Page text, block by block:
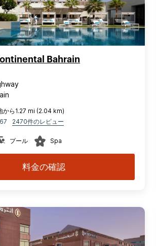
Bahrain
から1.27 mi (2.04 km)
2470件のレビュー
プール Spa
料金の確認